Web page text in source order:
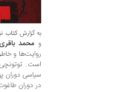
به گزارشکتاب
ومحمد باقری
است.
سیاسی دوران
در دوران